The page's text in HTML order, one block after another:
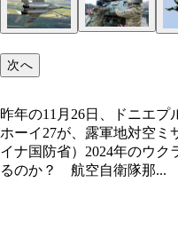
軍スホーイ27
真：ウクライナ
ちている」と語
ミサイル網を
イナ国防省）
報道がある（写
引き渡しの準備
ルより）
次へ
昨年の11月26日、ドニエプ
ホーイ27が、露軍地対空ミ
イナ国防省）2024年のウ
るのか？ 航空自衛隊那...